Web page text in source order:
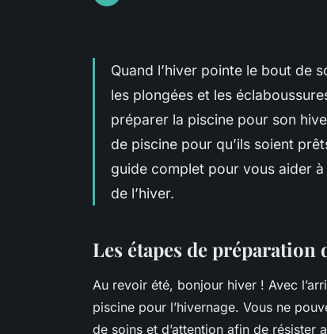
Quand l’hiver pointe le bout de
les plongées et les
préparer la piscine pour son
de piscine pour qu’ils soient
guide complet pour vous aider
de l’hiver.
Les étapes de
Au revoir été, bonjour hiver ! Avec
piscine pour l’hivernage. Vous ne
de soins et d’attention afin de résister